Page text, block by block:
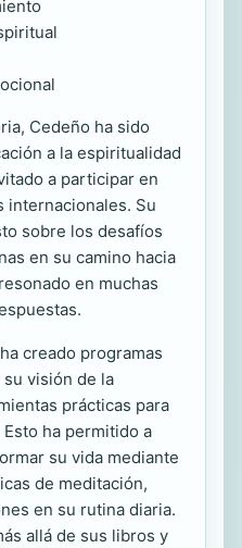
Cedeño ha sido
a la espiritualidad
a participar en
internacionales. Su
sobre los desafíos
en su camino hacia
en muchas
creado programas
visión de la
prácticas para
ha permitido a
su vida mediante
de meditación,
en su rutina diaria.
allá de sus libros y